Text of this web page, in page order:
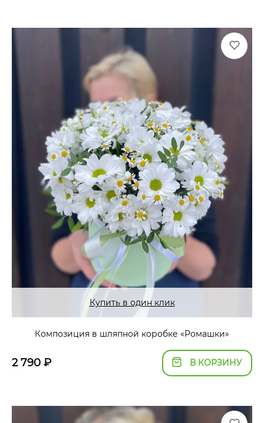
Купить в один клик
Композиция в шляпной коробке «Ромашки»
2 790 ₽ В КОРЗИНУ